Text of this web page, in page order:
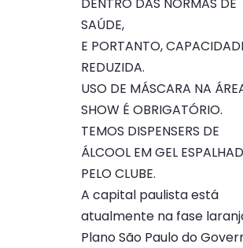
SAÚDE,
E PORTANTO,
REDUZIDA.
USO DE MÁSCARA NA
SHOW É OBRIGATÓRIO.
TEMOS DISPENSERS DE
ÁLCOOL EM GEL
PELO CLUBE.
A capital paulista está
atualmente na fase
Plano São Paulo do